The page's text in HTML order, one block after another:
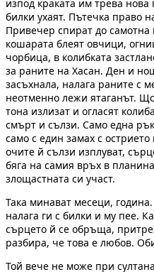
изпод краката им трева
билки ухаят. Пътечка право
Привечер спират до самотна
кошарата блеят овчици,
чорбица, в колибката
за раните на Хасан. Ден и
засъхнала, налага раните с
неотменно лежи ятаганът.
тона излизат и огласят
смърт и сълзи. Само една
само с един замах с
очите й сълзи изплуват,
бяга на самия връх в
злощастната си участ.
Така минават месеци,
налага ги с билки и му пее.
сърцето й се обръща,
разбира, че това е любов.
Той вече не може при